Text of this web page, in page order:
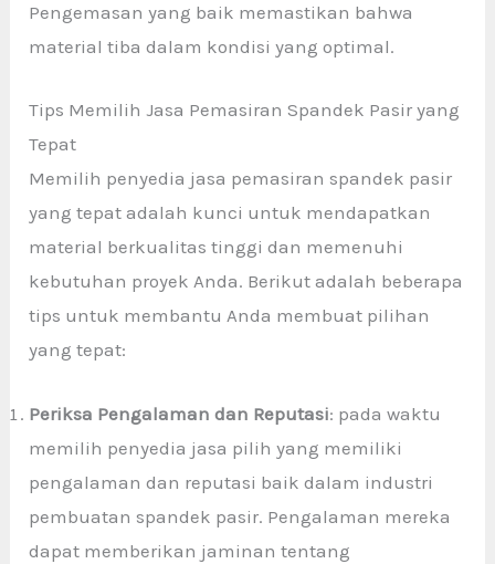
Pengemasan yang baik memastikan bahwa
material tiba dalam kondisi yang optimal.
Tips Memilih Jasa Pemasiran Spandek Pasir yang
Tepat
Memilih penyedia jasa pemasiran spandek pasir
yang tepat adalah kunci untuk mendapatkan
material berkualitas tinggi dan memenuhi
kebutuhan proyek Anda. Berikut adalah beberapa
tips untuk membantu Anda membuat pilihan
yang tepat:
Periksa Pengalaman dan Reputasi: pada waktu
memilih penyedia jasa pilih yang memiliki
pengalaman dan reputasi baik dalam industri
pembuatan spandek pasir. Pengalaman mereka
dapat memberikan jaminan tentang